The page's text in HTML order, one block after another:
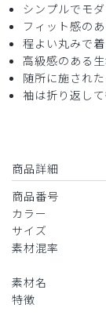
m様
購入確認済み
年齢:30代 身
レビュー
シルエットも
白/M
役に立った
シンプルでモ
フィット感の
程よい丸みで
高級感のある
随所に施され
袖は折り返し
商品詳細
商品番号
カラー
サイズ
素材混率
素材名
特徴